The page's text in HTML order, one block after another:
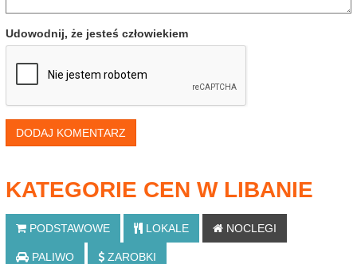
Udowodnij, że jesteś człowiekiem
DODAJ KOMENTARZ
KATEGORIE CEN W LIBANIE
PODSTAWOWE LOKALE NOCLEGI
PALIWO ZAROBKI